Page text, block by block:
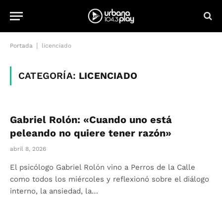
Portada licenciado
CATEGORÍA: LICENCIADO
Gabriel Rolón: «Cuando uno está
peleando no quiere tener razón»
abril 8, 2026
El psicólogo Gabriel Rolón vino a Perros de la Calle
como todos los miércoles y reflexionó sobre el diálogo
interno, la ansiedad, la…